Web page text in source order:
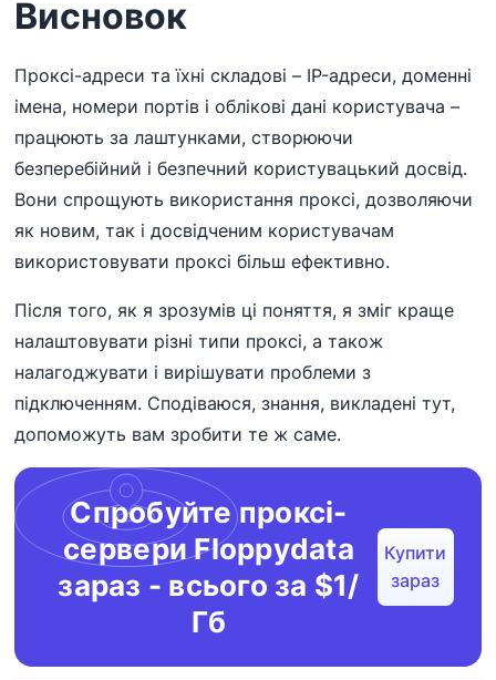
Висновок
Проксі-адреси та їхні складові – IP-адреси, доменні
імена, номери портів і облікові дані користувача –
працюють за лаштунками, створюючи
безперебійний і безпечний користувацький досвід.
Вони спрощують використання проксі, дозволяючи
як новим, так і досвідченим користувачам
використовувати проксі більш ефективно.
Після того, як я зрозумів ці поняття, я зміг краще
налаштовувати різні типи проксі, а також
налагоджувати і вирішувати проблеми з
підключенням. Сподіваюся, знання, викладені тут,
допоможуть вам зробити те ж саме.
Спробуйте проксі-
сервери Floppydata
зараз - всього за $1/
Гб
Купити
зараз